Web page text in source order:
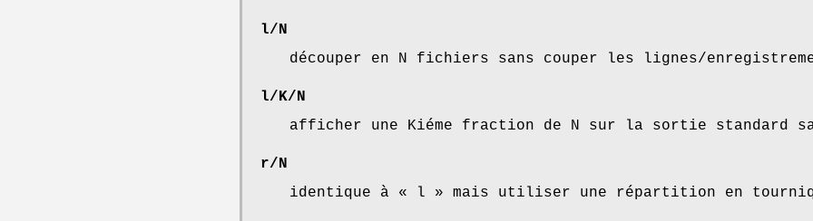
l/N
découper en N fichiers sans couper les lignes/
l/K/N
afficher une Kiéme fraction de N sur la sortie standard
r/N
identique à « l » mais utiliser une répartition en